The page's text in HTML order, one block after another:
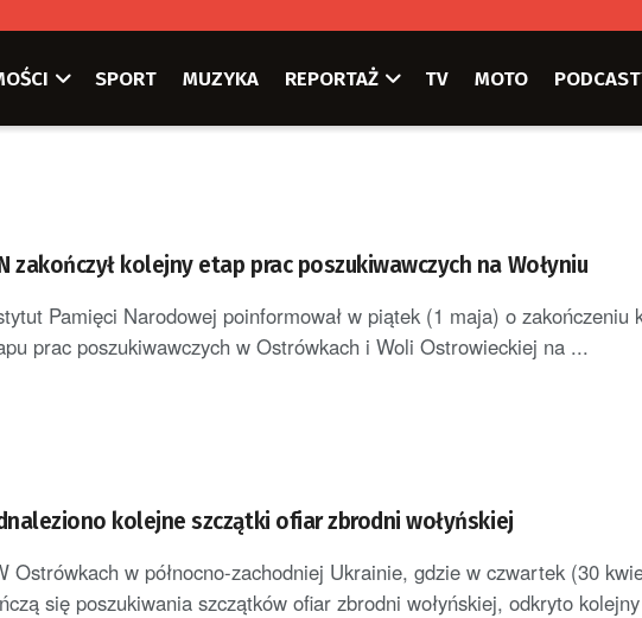
SPORT MUZYKA REPORTAŻ TV MOTO
zakończył kolejny etap prac poszukiwawczych na Wołyniu
Pamięci Narodowej poinformował w piątek (1 maja) o zakończeniu
prac poszukiwawczych w Ostrówkach i Woli Ostrowieckiej na ...
kolejne szczątki ofiar zbrodni wołyńskiej
Ostrówkach w północno-zachodniej Ukrainie, gdzie w czwartek (30
się poszukiwania szczątków ofiar zbrodni wołyńskiej, odkryto